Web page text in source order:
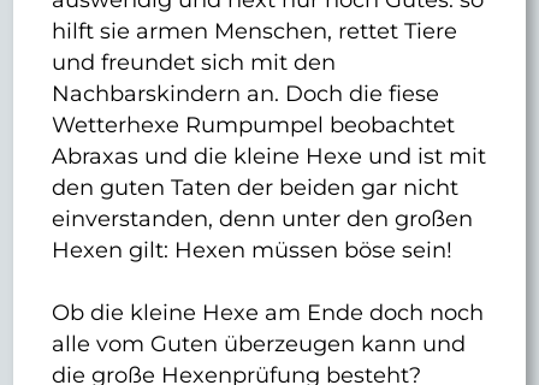
hilft sie armen Menschen, rettet Tiere
und freundet sich mit den
Nachbarskindern an. Doch die fiese
Wetterhexe Rumpumpel beobachtet
Abraxas und die kleine Hexe und ist mit
den guten Taten der beiden gar nicht
einverstanden, denn unter den großen
Hexen gilt: Hexen müssen böse sein!
Ob die kleine Hexe am Ende doch noch
alle vom Guten überzeugen kann und
die große Hexenprüfung besteht?